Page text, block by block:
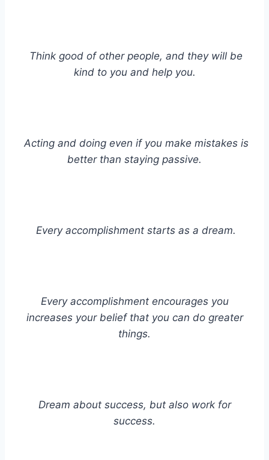
Think good of other people, and they will be
kind to you and help you.
Acting and doing even if you make mistakes is
better than staying passive.
Every accomplishment starts as a dream.
Every accomplishment encourages you
increases your belief that you can do greater
things.
Dream about success, but also work for
success.